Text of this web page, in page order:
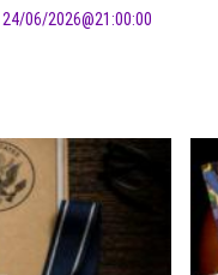
24/06/2026@21:00:00